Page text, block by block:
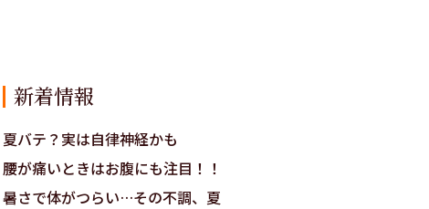
新着情報
夏バテ？実は自律神経かも
腰が痛いときはお腹にも注目！！
暑さで体がつらい…その不調、夏